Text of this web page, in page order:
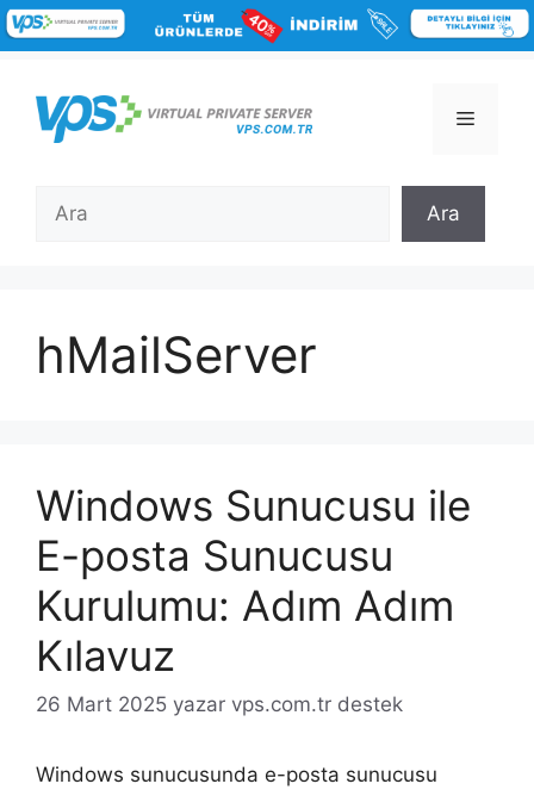
İçeriğe
atla
Menü
Ara
hMailServer
Windows Sunucusu ile
E-posta Sunucusu
Kurulumu: Adım Adım
Kılavuz
26 Mart 2025 yazar vps.com.tr destek
Windows sunucusunda e-posta sunucusu